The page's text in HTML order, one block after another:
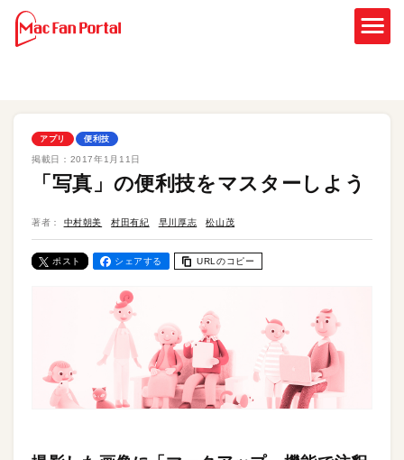
アプリ 便利技
掲載日： 2017年1月11日
「写真」の便利技をマスターしよう
著者： 中村朝美 村田有紀 早川厚志 松山茂
ポスト シェアする URLのコピー